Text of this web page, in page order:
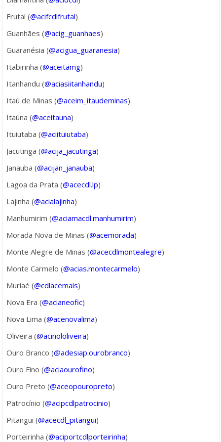
Frutal (@acifcdlfrutal)
Guanhães (@acig_guanhaes)
Guaranésia (@acigua_guaranesia)
Itabirinha (@aceitamg)
Itanhandu (@aciasiitanhandu)
Itaú de Minas (@aceim_itaudeminas)
Itaúna (@aceitauna)
Ituiutaba (@aciituiutaba)
Jacutinga (@acija_jacutinga)
Janauba (@acijan_janauba)
Lagoa da Prata (@acecdl.lp)
Lajinha (@acialajinha)
Manhumirim (@aciamacdl.manhumirim)
Morada Nova de Minas (@acemorada)
Monte Alegre de Minas (@acecdlmontealegre)
Monte Carmelo (@acias.montecarmelo)
Muriaé (@cdlacemais)
Nova Era (@acianeofic)
Nova Lima (@acenovalima)
Oliveira (@acinololiveira)
Ouro Branco (@adesiap.ourobranco)
Ouro Fino (@aciaourofino)
Ouro Preto (@aceopouropreto)
Patrocínio (@acipcdlpatrocinio)
Pitangui (@acecdl_pitangui)
Porteirinha (@aciportcdlporteirinha)